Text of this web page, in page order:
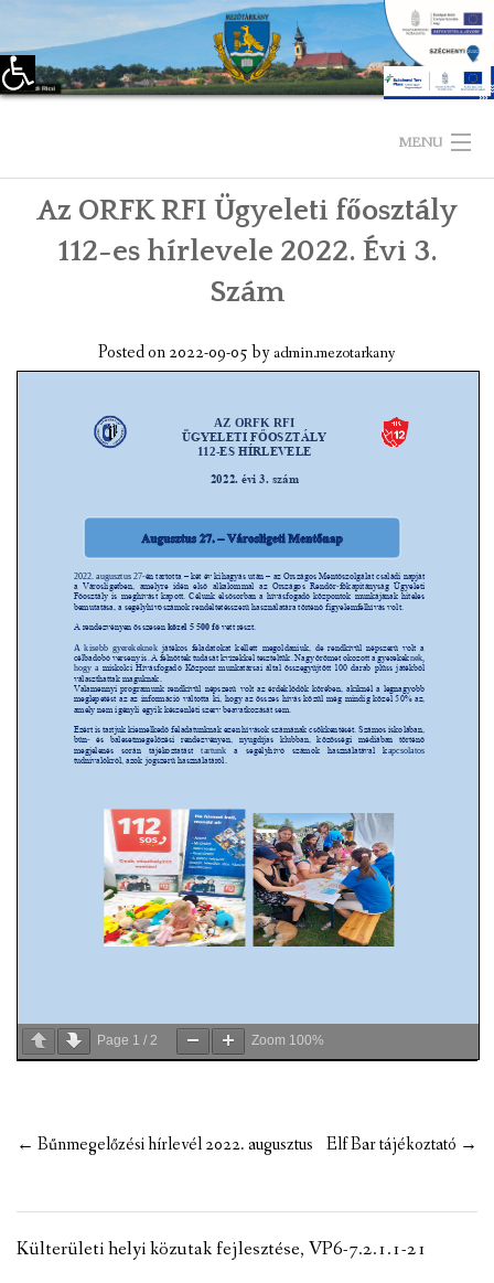
Eszköztár megnyitása
MENU
KEZDŐLAP
KAPCSOLAT
ÖNKORMÁNYZAT
VÁLASZTÁSI INFORMÁCIÓK
NEMZETISÉGI ÖNKORMÁNYZAT
TÁRSULÁS
PÁLYÁZATOK
HIRDETMÉNYEK
Az ORFK RFI Ügyeleti főosztály
112-es hírlevele 2022. Évi 3.
Szám
Posted on2022-09-05byadmin.mezotarkany
Page 1 / 2 Zoom 100%
Post
← Bűnmegelőzési hírlevél 2022. augusztus Elf Bar tájékoztató →
Külterületi helyi közutak fejlesztése, VP6-7.2.1.1-21